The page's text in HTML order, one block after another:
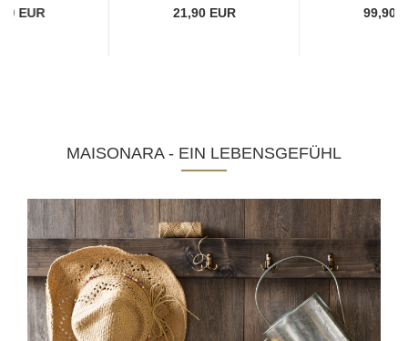
EUR 21,90 EUR 99,90
MAISONARA - EIN LEBENSGEFÜHL